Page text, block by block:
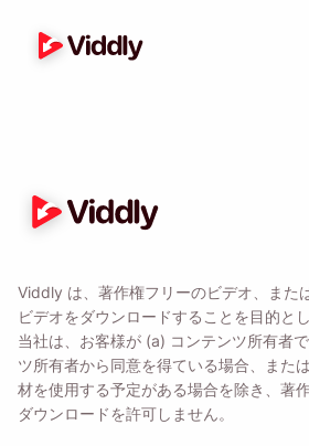
Viddly は、著作権フリーのビデオ、また
ビデオをダウンロードすることを目的とし
当社は、お客様が (a) コンテンツ所有者
ツ所有者から同意を得ている場合、また
材を使用する予定がある場合を除き、著
ダウンロードを許可しません。
リマインダ
MacOS または Windows PC
をダウンロードするように自分